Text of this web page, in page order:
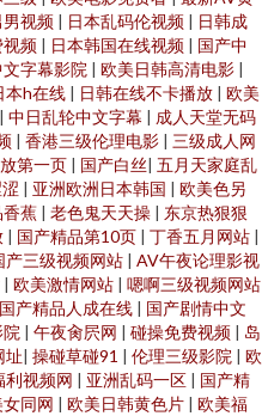
视频 | 日本乱码伦视频 | 日韩成
视频 | 日本韩国在线视频 | 国产中
文字幕影院 | 欧美日韩高清电影 |
本h在线 | 日韩在线不卡播放 | 欧美
| 中日乱轮中文字幕 | 成人天堂无码
| 香港三级伦理电影 | 三级成人网
第一页 | 国产白丝| 五月天家庭乱
| 亚洲欧洲日本韩国 | 欧美色另
香蕉 | 老色鬼天天操 | 东京热狠狠
| 国产精品第10页 | 丁香五月网站 |
产三级视频网站 | AV午夜论理影视
| 欧美激情网站 | 嗯啊三级视频网站
国产精品人成在线 | 国产剧情中文
| 午夜肏屄网 | 碰操免费视频 | 岛
址| 操碰草碰91 | 伦理三级影院 | 欧
利视频网 | 亚洲乱码一区 | 国产精
同网 | 欧美日韩黄色片 | 欧美福